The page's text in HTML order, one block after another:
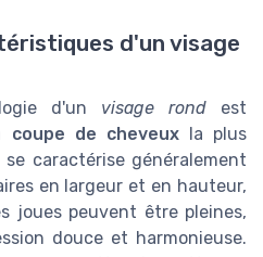
d'un visage
d'un visage rond est
coupe de cheveuxla plus
caractérise généralement
en largeur et en hauteur,
joues peuvent être pleines,
douce et harmonieuse.